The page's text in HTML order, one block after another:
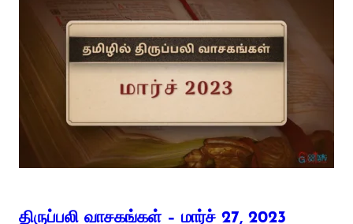
திருப்பலி வாசகங்கள் – மார்ச் 27, 2023